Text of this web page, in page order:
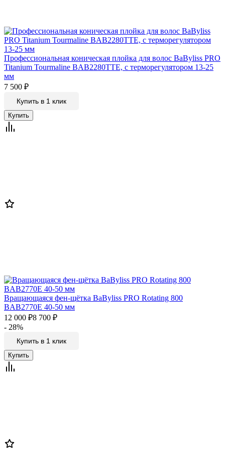
Профессиональная коническая плойка для волос BaByliss PRO
Titanium Tourmaline BAB2280TTE, с терморегулятором 13-25
мм
7 500 ₽
Купить в 1 клик
Вращающаяся фен-щётка BaByliss PRO Rotating 800
BAB2770E 40-50 мм
12 000 ₽8 700 ₽
- 28%
Купить в 1 клик